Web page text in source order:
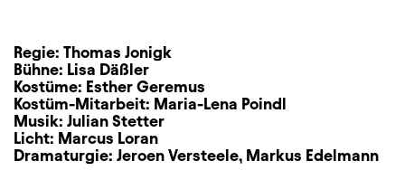
Regie: Thomas Jonigk
Bühne: Lisa Däßler
Kostüme: Esther Geremus
Kostüm-Mitarbeit: Maria-Lena Poindl
Musik: Julian Stetter
Licht: Marcus Loran
Dramaturgie: Jeroen Versteele, Markus Edelmann